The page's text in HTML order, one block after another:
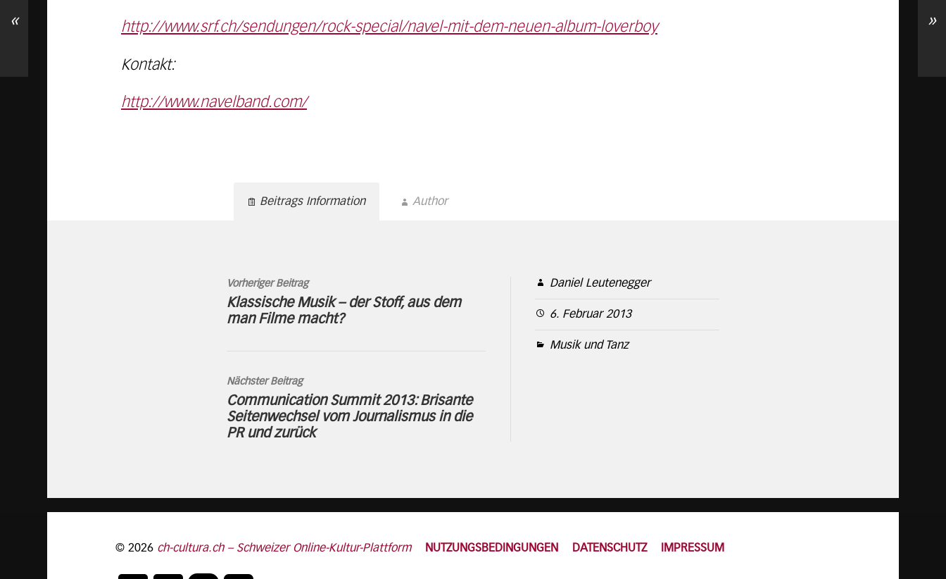
http://www.srf.ch/sendungen/rock-special/navel-mit-dem-neuen-album-loverboy
Kontakt:
http://www.navelband.com/
Beitrags Information Author
Daniel Leutenegger
6. Februar 2013
Musik und Tanz
Vorheriger Beitrag
Klassische Musik – der Stoff, aus dem
man Filme macht?
Nächster Beitrag
Communication Summit 2013: Brisante
Seitenwechsel vom Journalismus in die
PR und zurück
« »
© 2026 ch-cultura.ch – Schweizer Online-Kultur-Plattform NUTZUNGSBEDINGUNGEN DATENSCHUTZ IMPRESSUM